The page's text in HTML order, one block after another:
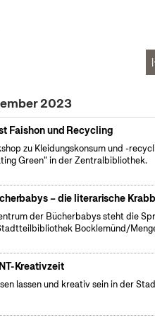
2023
Faishon und Recycling
zu Kleidungskonsum und -
Green" in der Zentralbibliothek.
– die literarische
der Bücherbabys steht die
Bocklemünd/
Kreativzeit
lassen und kreativ sein in der